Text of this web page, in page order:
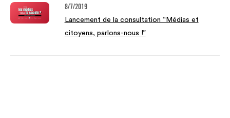
8/7/2019
Lancement de la consultation “Médias et
citoyens, parlons-nous !”